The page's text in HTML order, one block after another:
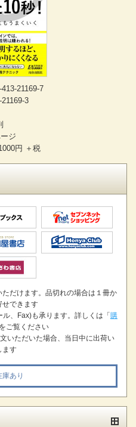
21169-7
3
ジ
円 ＋税
だけます。品切れの場合は１冊か
せできます
、Fax)も承ります。詳しくは「購
ご覧ください
いただいた場合、当日中に出荷い
ます
あり